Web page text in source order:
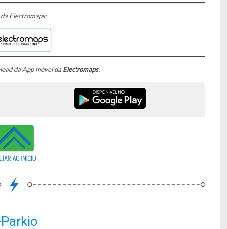
Electromaps:
da App móvel da Electromaps: